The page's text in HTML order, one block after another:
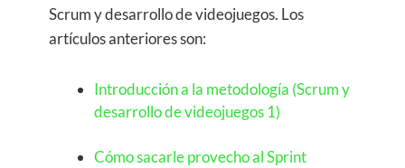
Scrum y desarrollo de videojuegos. Los
artículos anteriores son:
Introducción a la metodología (Scrum y
desarrollo de videojuegos 1)
Cómo sacarle provecho al Sprint